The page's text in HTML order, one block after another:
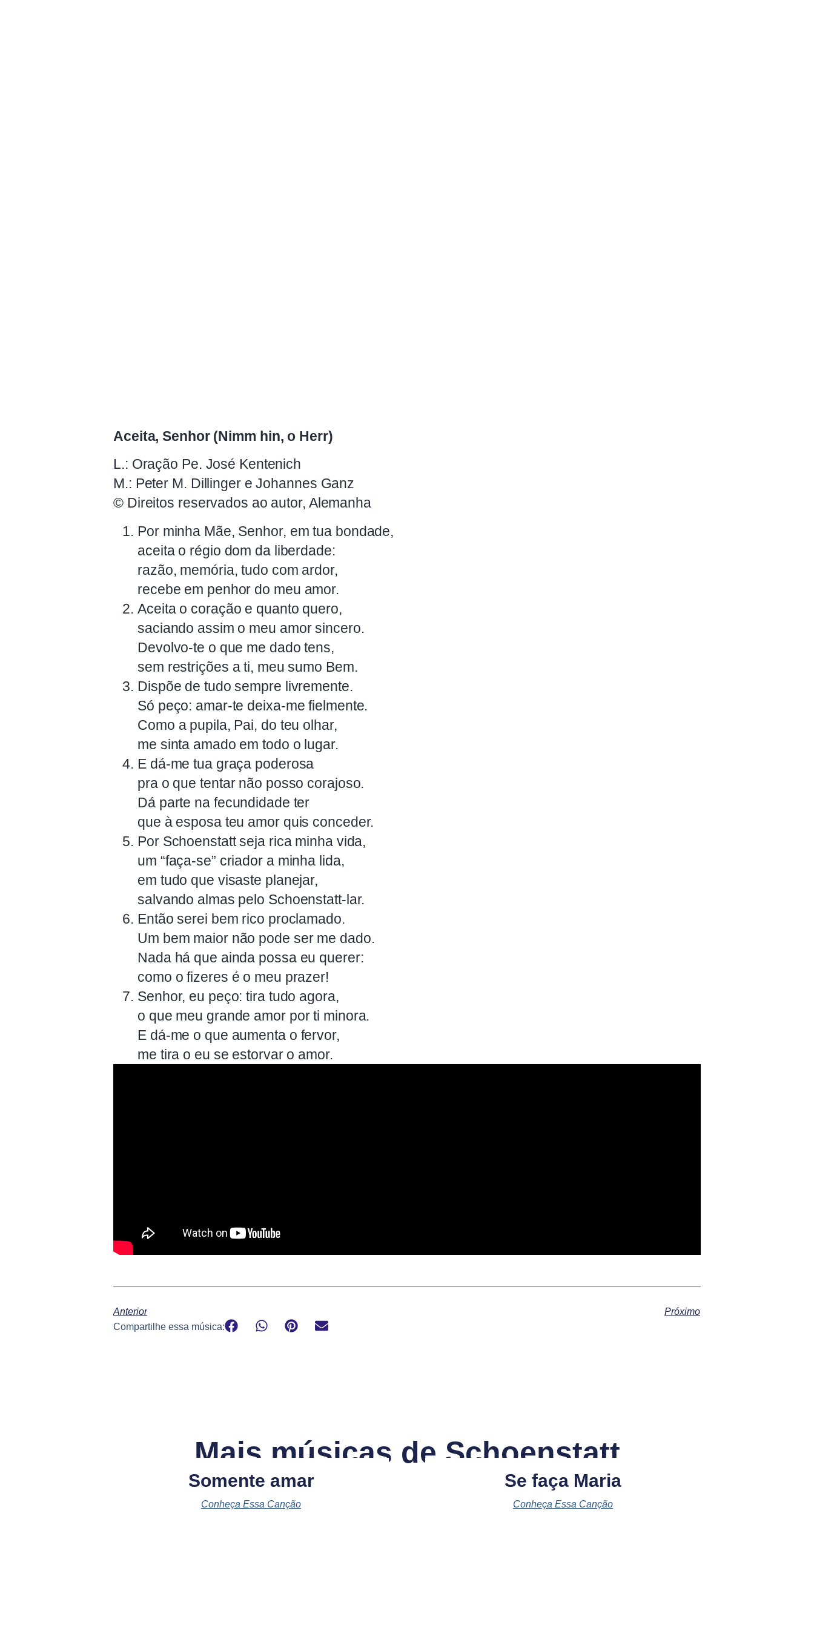
Aceita, Senhor (Nimm hin, o Herr)
L.: Oração Pe. José Kentenich
M.: Peter M. Dillinger e Johannes Ganz
© Direitos reservados ao autor, Alemanha
Por minha Mãe, Senhor, em tua bondade,
aceita o régio dom da liberdade:
razão, memória, tudo com ardor,
recebe em penhor do meu amor.
Aceita o coração e quanto quero,
saciando assim o meu amor sincero.
Devolvo-te o que me dado tens,
sem restrições a ti, meu sumo Bem.
Dispõe de tudo sempre livremente.
Só peço: amar-te deixa-me fielmente.
Como a pupila, Pai, do teu olhar,
me sinta amado em todo o lugar.
E dá-me tua graça poderosa
pra o que tentar não posso corajoso.
Dá parte na fecundidade ter
que à esposa teu amor quis conceder.
Por Schoenstatt seja rica minha vida,
um “faça-se” criador a minha lida,
em tudo que visaste planejar,
salvando almas pelo Schoenstatt-lar.
Então serei bem rico proclamado.
Um bem maior não pode ser me dado.
Nada há que ainda possa eu querer:
como o fizeres é o meu prazer!
Senhor, eu peço: tira tudo agora,
o que meu grande amor por ti minora.
E dá-me o que aumenta o fervor,
me tira o eu se estorvar o amor.
Anterior
Próximo
Compartilhe essa música:
Mais músicas de Schoenstatt
Somente amar
Conheça Essa Canção
Se faça Maria
Conheça Essa Canção